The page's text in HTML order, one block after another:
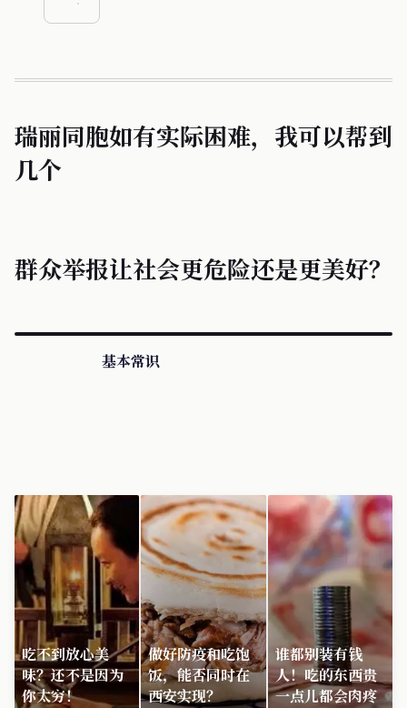
瑞丽同胞如有实际困难，我可以帮到
几个
群众举报让社会更危险还是更美好？
基本常识
吃不到放心美
味？还不是因为
你太穷！
做好防疫和吃饱
饭，能否同时在
西安实现？
谁都别装有钱
人！吃的东西贵
一点儿都会肉疼